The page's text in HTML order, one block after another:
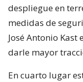
despliegue en
medidas de
José Antonio
darle mayor
En cuarto lugar